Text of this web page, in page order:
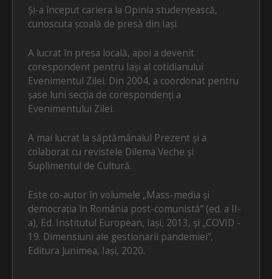
Și-a început cariera la Opinia studențească,
cunoscuta școală de presă din Iași.
A lucrat în presa locală, apoi a devenit
corespondent pentru Iași al cotidianului
Evenimentul Zilei. Din 2004, a coordonat pentru
șase luni secția de corespondenți a
Evenimentului Zilei.
A mai lucrat la săptămânalul Prezent și a
colaborat cu revistele Dilema Veche și
Suplimentul de Cultură.
Este co-autor în volumele „Mass-media și
democrația în România post-comunistă” (ed. a II-
a), Ed. Institutul European, Iași, 2013, și „COVID -
19. Dimensiuni ale gestionarii pandemiei”,
Editura Junimea, Iași, 2020.